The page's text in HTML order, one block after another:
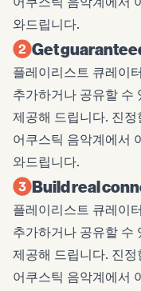
와드립니다.
Get
플레이리스트 큐레이
추가하거나 공유할 수
제공해 드립니다. 진
어쿠스틱 음악계에서
와드립니다.
Build real
플레이리스트 큐레이
추가하거나 공유할 수
제공해 드립니다. 진
어쿠스틱 음악계에서